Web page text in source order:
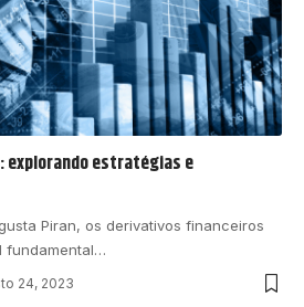
explorando estratégias e
Piran, os derivativos financeiros
fundamental…
24, 2023